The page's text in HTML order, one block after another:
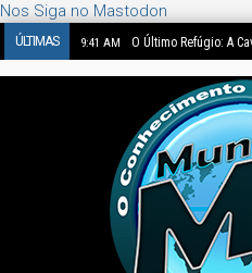
Nos Siga no Mastodon
ÚLTIMAS 9:41 AM O Último Refúgio: A